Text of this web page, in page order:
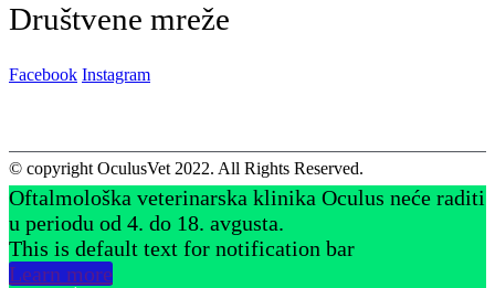
Društvene mreže
Facebook Instagram
© copyright OculusVet 2022. All Rights Reserved.
Oftalmološka veterinarska klinika Oculus neće raditi
u periodu od 4. do 18. avgusta.
This is default text for notification bar
Learn more